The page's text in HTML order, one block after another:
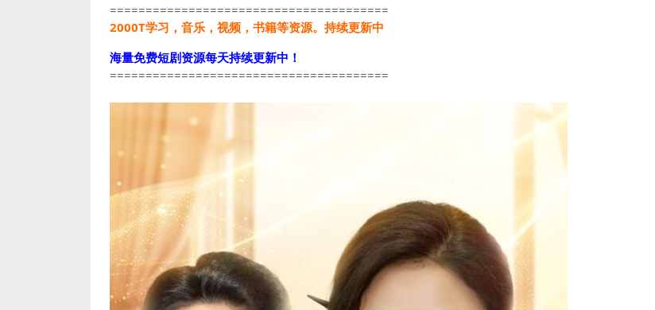
=======================================
2000T学习，音乐，视频，书籍等资源。持续更新中
海量免费短剧资源每天持续更新中！
=======================================